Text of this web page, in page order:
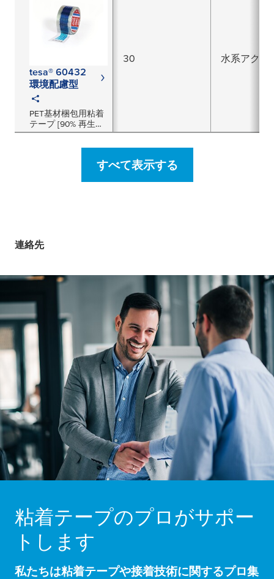
tesa® 60432
環境配慮型
PET基材梱包用粘着
テープ [90% 再生
PET]
30 水系アクリ
すべて表示する
連絡先
粘着テープのプロがサポー
トします
私たちは粘着テープや接着技術に関するプロ集